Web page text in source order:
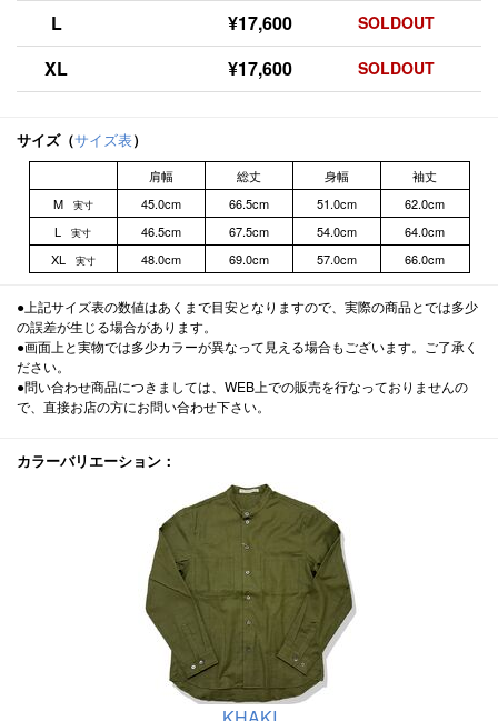
L ¥17,600 SOLDOUT
XL ¥17,600 SOLDOUT
サイズ（サイズ表）
肩幅 総丈 身幅
袖丈
M実寸 45.0cm 66.5cm 51.0cm
62.0cm
L
実寸 46.5cm 67.5cm 54.0cm
64.0cm
XL
実寸 48.0cm 69.0cm 57.0cm 66.0cm
●上記サイズ表の数値はあくまで目安となりますので、実際の商品とでは多少
の誤差が生じる場合があります。
●画面上と実物では多少カラーが異なって見える場合もございます。ご了承く
ださい。
●問い合わせ商品につきましては、WEB上での販売を行なっておりませんの
で、直接お店の方にお問い合わせ下さい。
カラーバリエーション：